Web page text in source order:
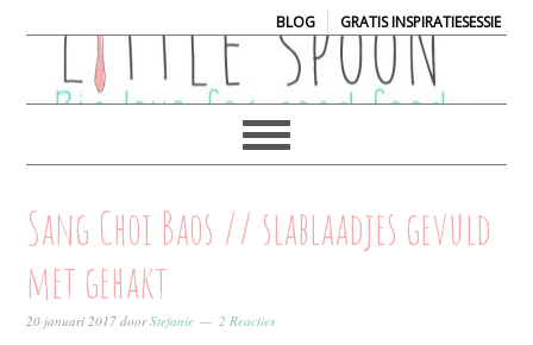
BLOG| GRATIS INSPIRATIESESSIE
Sang Choi Baos // slablaadjes gevuld
met gehakt
20 januari 2017 doorStefanie 2 Reacties